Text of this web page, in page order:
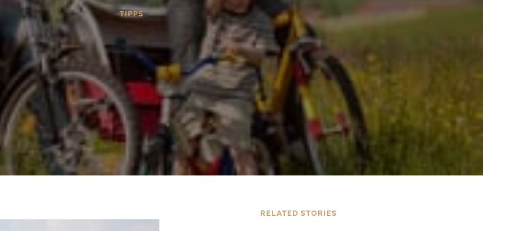
TIPPS
RELATED STORIES